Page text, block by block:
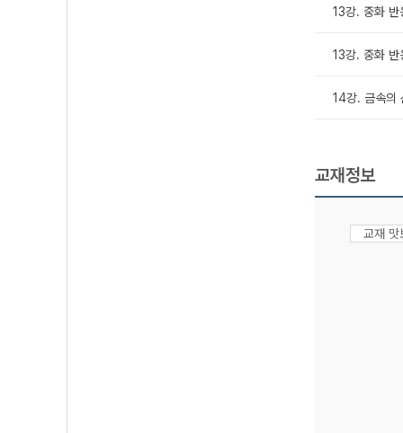
13강. 중화 반
13강. 중화 반
14강. 금속의
교재정보
교재